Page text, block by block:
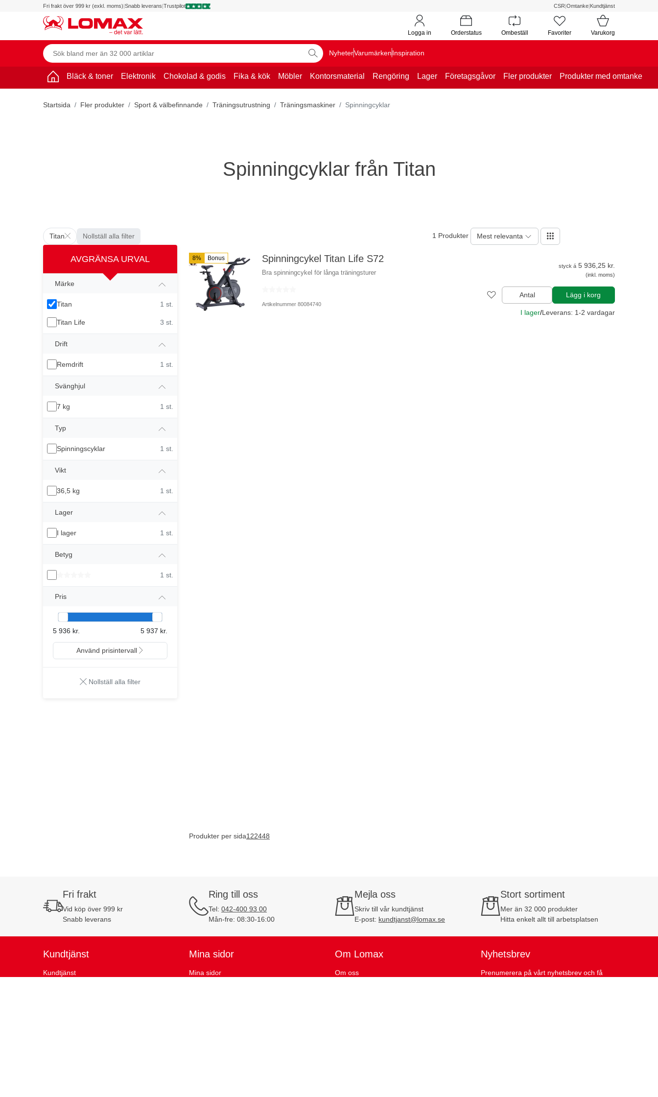
Fri frakt över 999 kr (exkl. moms)|Snabb leverans|Trustpilot CSR|Omtanke|Kundtjänst
Logga in Orderstatus Ombeställ Favoriter Varukorg
NyheterVarumärkenInspiration
Bläck & toner Elektronik Chokolad & godis Fika & kök Möbler Kontorsmaterial Rengöring Lager Företagsgåvor Fler produkter Produkter med omtanke
Startsida Fler produkter Sport & välbefinnande Träningsutrustning Träningsmaskiner Spinningcyklar
Spinningcyklar från Titan
Titan Nollställ alla filter 1 Produkter Mest relevanta
AVGRÄNSA URVAL
Märke
Titan 1 st.
Titan Life 3 st.
Drift
Remdrift 1 st.
Svänghjul
7 kg 1 st.
Typ
Spinningscyklar 1 st.
Vikt
36,5 kg 1 st.
Lager
I lager 1 st.
Betyg
1 st.
Pris
5 936 kr. 5 937 kr.
Använd prisintervall
Nollställ alla filter
8% Bonus Spinningcykel Titan Life S72
Bra spinningcykel för långa träningsturer
Artikelnummer 80084740
styck á 5 936,25 kr.
(inkl. moms)
Antal Lägg i korg
I lager/Leverans: 1-2 vardagar
Produkter per sida122448
Fri frakt
Vid köp över 999 kr
Snabb leverans
Ring till oss
Tel: 042-400 93 00
Mån-fre: 08:30-16:00
Mejla oss
Skriv till vår kundtjänst
E-post: kundtjanst@lomax.se
Stort sortiment
Mer än 32 000 produkter
Hitta enkelt allt till arbetsplatsen
Kundtjänst
Kundtjänst
Mina sidor
Mina sidor
Om Lomax
Om oss
Nyhetsbrev
Prenumerera på vårt nyhetsbrev och få